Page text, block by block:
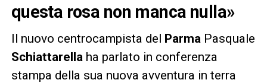
questa rosa non manca nulla»
Il nuovo centrocampista del Parma Pasquale
Schiattarella ha parlato in conferenza
stampa della sua nuova avventura in terra